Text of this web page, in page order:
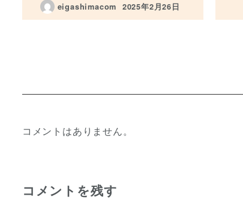
eigashimacom
投稿日
2025年2月26日
コメントはありません。
コメントを残す